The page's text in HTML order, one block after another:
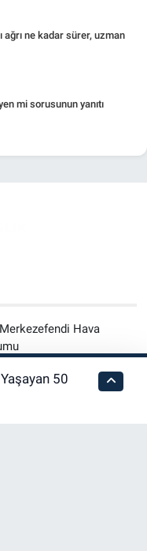
ağrı ne kadar sürer, uzman
mi sorusunun yanıtı
Merkezefendi Hava
Durumu ve Fikstür
50